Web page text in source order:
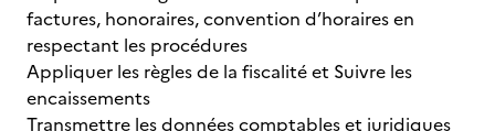
factures, honoraires, convention d’horaires en
respectant les procédures
Appliquer les règles de la fiscalité et Suivre les
encaissements
Transmettre les données comptables et juridiques